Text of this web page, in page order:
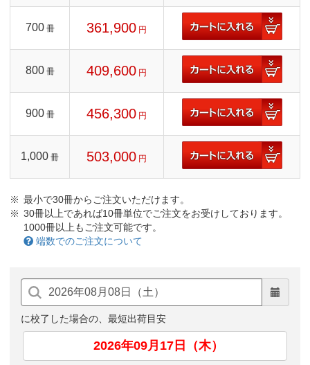
700 冊 361,900 円
800 冊 409,600 円
900 冊 456,300 円
1,000 冊 503,000 円
最小で30冊からご注文いただけます。
30冊以上であれば10冊単位でご注文をお受けしております。
1000冊以上もご注文可能です。
端数でのご注文について
に校了した場合の、最短出荷目安
2026年09月17日（木）